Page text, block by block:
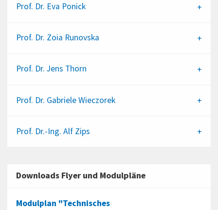
Prof. Dr. Eva Ponick
Prof. Dr. Zoia Runovska
Prof. Dr. Jens Thorn
Prof. Dr. Gabriele Wieczorek
Prof. Dr.-Ing. Alf Zips
Downloads Flyer und Modulpläne
Modulplan "Technisches